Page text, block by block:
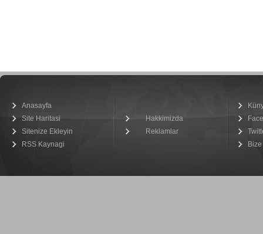
Anasayfa
Site Haritasi
Sitenize Ekleyin
RSS Kaynagi
Hakkimizda
Reklamlar